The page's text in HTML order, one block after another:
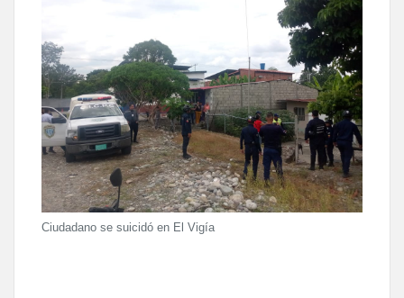
Ciudadano se suicidó en El Vigía